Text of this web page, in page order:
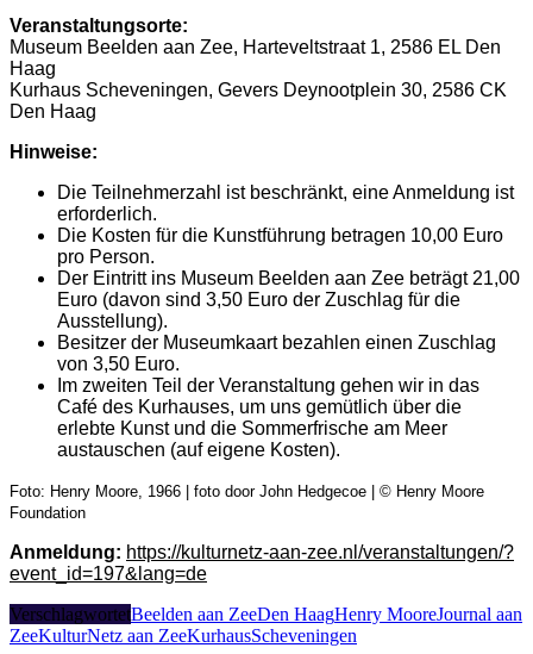
Veranstaltungsorte:
Museum Beelden aan Zee, Harteveltstraat 1, 2586 EL Den
Haag
Kurhaus Scheveningen, Gevers Deynootplein 30, 2586 CK
Den Haag
Hinweise:
Die Teilnehmerzahl ist beschränkt, eine Anmeldung ist
erforderlich.
Die Kosten für die Kunstführung betragen 10,00 Euro
pro Person.
Der Eintritt ins Museum Beelden aan Zee beträgt 21,00
Euro (davon sind 3,50 Euro der Zuschlag für die
Ausstellung).
Besitzer der Museumkaart bezahlen einen Zuschlag
von 3,50 Euro.
Im zweiten Teil der Veranstaltung gehen wir in das
Café des Kurhauses, um uns gemütlich über die
erlebte Kunst und die Sommerfrische am Meer
austauschen (auf eigene Kosten).
Foto: Henry Moore, 1966 | foto door John Hedgecoe | © Henry Moore
Foundation
Anmeldung: https://kulturnetz-aan-zee.nl/veranstaltungen/?
event_id=197&lang=de
VerschlagwortetBeelden aan ZeeDen HaagHenry MooreJournal aan
ZeeKulturNetz aan ZeeKurhausScheveningen